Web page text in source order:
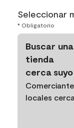
Seleccionar
* Obligatorio
Buscar una
tienda
cerca suyo
locales